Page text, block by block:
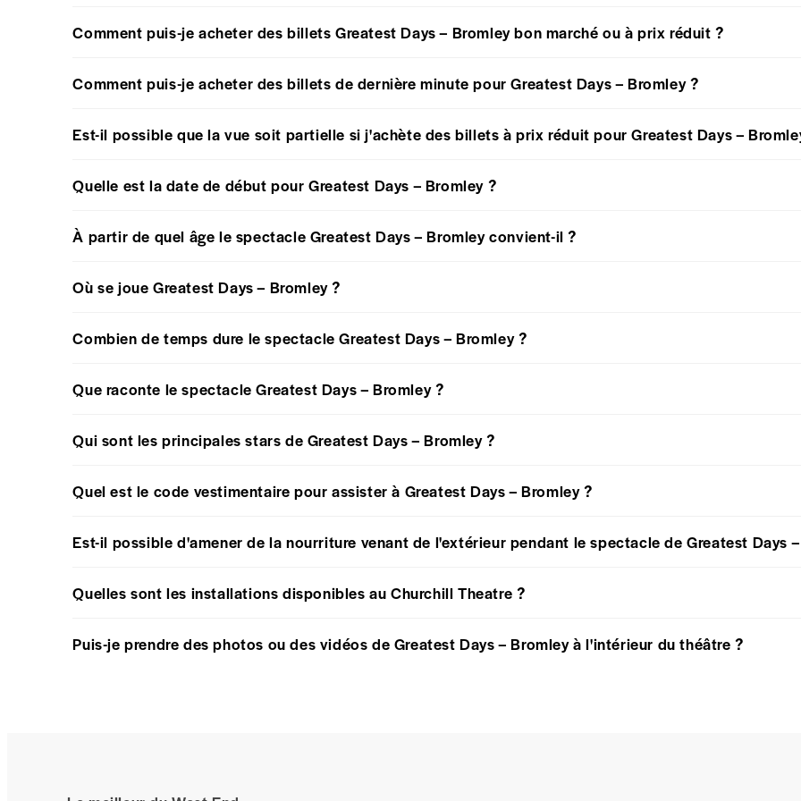
Comment puis-je acheter des billets Greatest Days – Bromley bon marché ou à prix réduit ?
Comment puis-je acheter des billets de dernière minute pour Greatest Days – Bromley ?
Est-il possible que la vue soit partielle si j'achète des billets à prix réduit pour Greatest Days –
Quelle est la date de début pour Greatest Days – Bromley ?
À partir de quel âge le spectacle Greatest Days – Bromley convient-il ?
Où se joue Greatest Days – Bromley ?
Combien de temps dure le spectacle Greatest Days – Bromley ?
Que raconte le spectacle Greatest Days – Bromley ?
Qui sont les principales stars de Greatest Days – Bromley ?
Quel est le code vestimentaire pour assister à Greatest Days – Bromley ?
Est-il possible d'amener de la nourriture venant de l'extérieur pendant le spectacle de Greatest Days
Quelles sont les installations disponibles au Churchill Theatre ?
Puis-je prendre des photos ou des vidéos de Greatest Days – Bromley à l'intérieur du théâtre ?